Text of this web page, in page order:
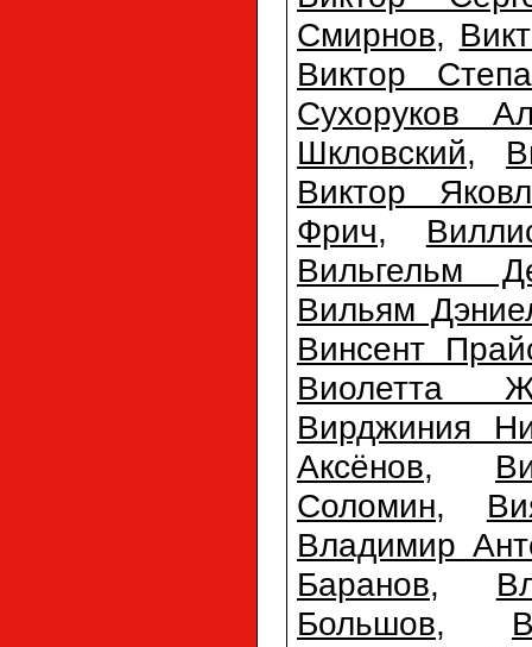
Смирнов,
Виктор
Сухоруков
Шкловский,
Виктор
Фрич,
Вильгельм
Вильям
Винсент
Виолетта
Вирджиния
Аксёнов,
Соломин,
Владимир
Баранов,
Большов,